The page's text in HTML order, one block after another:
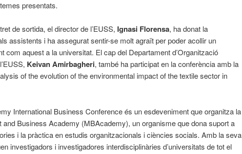
presentats.
de sortida, el director de l’EUSS, Ignasi Florensa, ha donat la
assistents i ha assegurat sentir-se molt agraït per poder acollir un
com aquest a la universitat. El cap del Departament d’Organització
Keivan Amirbagheri, també ha participat en la conferència amb la
of the evolution of the environmental impact of the textile sector in
International Business Conference és un esdeveniment que organitza la
and Business Academy (MBAcademy), un organisme que dona suport a
i la pràctica en estudis organitzacionals i ciències socials. Amb la seva
investigadors i investigadores interdisciplinàries d’universitats de tot el